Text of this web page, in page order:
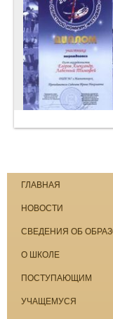
ГЛАВНАЯ
НОВОСТИ
СВЕДЕНИЯ ОБ
О ШКОЛЕ
ПОСТУПАЮЩИМ
УЧАЩЕМУСЯ